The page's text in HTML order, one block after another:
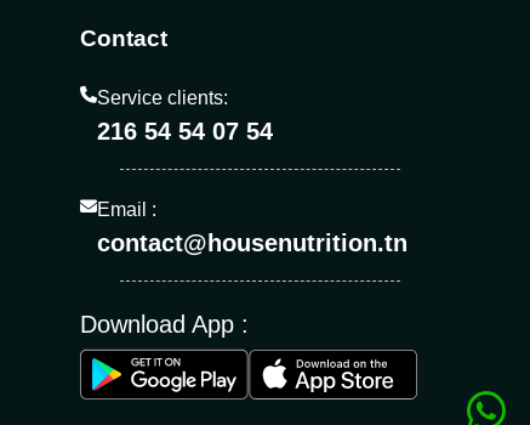
Contact
Service clients:
216 54 54 07 54
Email :
contact@housenutrition.tn
Download App :